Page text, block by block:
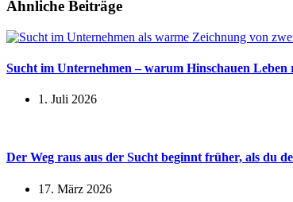
Ähnliche Beiträge
Sucht im Unternehmen – warum Hinschauen Leben
1. Juli 2026
Der Weg raus aus der Sucht beginnt früher, als du
17. März 2026